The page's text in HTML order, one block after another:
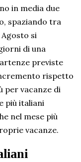
in media due
spaziando tra
si
di una
previste
rispetto
per vacanze di
più italiani
nel mese più
vacanze.